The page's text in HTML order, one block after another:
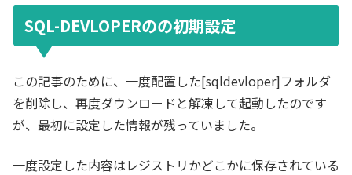
SQL-DEVLOPERのの初期設定
この記事のために、一度配置した[sqldevloper]フォルダ
を削除し、再度ダウンロードと解凍して起動したのです
が、最初に設定した情報が残っていました。
一度設定した内容はレジストリかどこかに保存されている